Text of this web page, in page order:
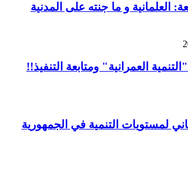
العلمانية و ما جنته على المدنية
العمرانية" ومتابعة التنفيذ!!
لمستويات التنمية في الجمهورية